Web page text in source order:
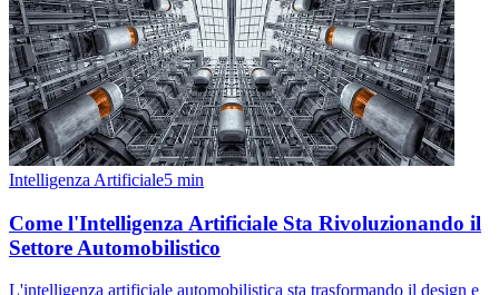
Intelligenza Artificiale5 min
Come l'Intelligenza Artificiale Sta Rivoluzionando il
Settore Automobilistico
L'intelligenza artificiale automobilistica sta trasformando il design e